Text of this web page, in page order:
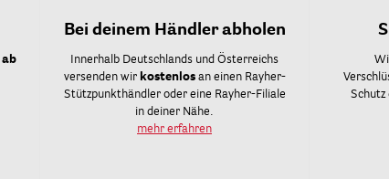
ab
Bei deinem Händler abholen
Innerhalb Deutschlands und Österreichs
versenden wir kostenlosan einen Rayher-
Stützpunkthändler oder eine Rayher-Filiale
in deiner Nähe.
mehr erfahren
Schutz